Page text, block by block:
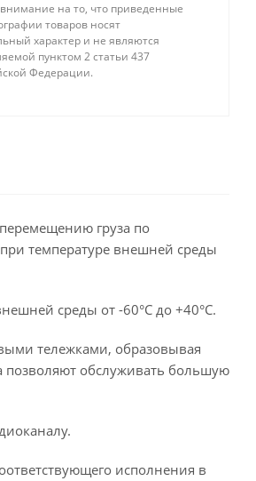
на то, что приведенные
товаров носят
характер и не являются
пунктом 2 статьи 437
Федерации.
груза по
температуре внешней среды
среды от -60°С до +40°С.
тележками, образовывая
позволяют обслуживать большую
исполнения в